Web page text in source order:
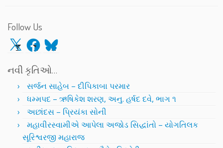
Follow Us
X Facebook
Bluesky
નવી કૃતિઓ…
સર્જન સાહેબ – દીપિકાબા પરમાર
ધમ્મપદ – ઋષિકેશ શરણ, અનુ. હર્ષદ દવે, ભાગ ૧
અછાંદસ – પ્રિયંકા સોની
મહાવીરસ્વામીએ આપેલા અજોડ સિદ્ધાંતો – યોગતિલક
સૂરિશ્વરજી મહારાજ